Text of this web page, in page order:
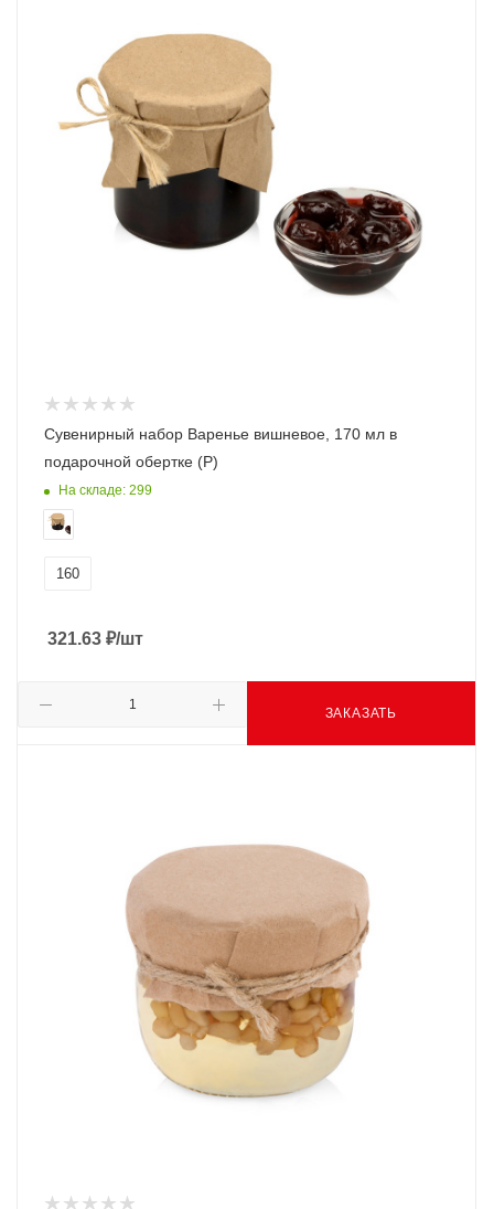
Сувенирный набор Варенье вишневое, 170 мл в
подарочной обертке (Р)
На складе: 299
160
321.63 ₽/шт
ЗАКАЗАТЬ